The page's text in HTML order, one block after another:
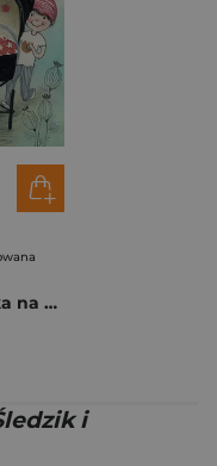
Śledzik czeka na dzidziusia. Śledzik. Tom 1
i